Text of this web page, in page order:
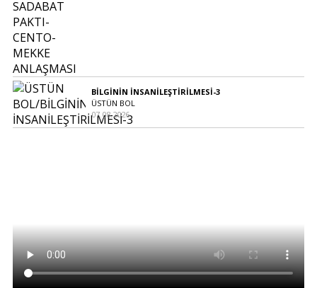
BİLGİNİN İNSANİLEŞTİRİLMESİ-3
ÜSTÜN BOL
07.08.2026